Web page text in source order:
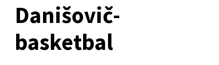
Danišovič-
basketbal